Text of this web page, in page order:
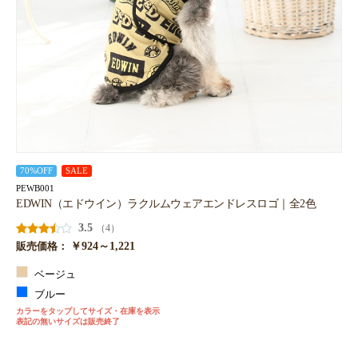
70%OFF SALE
PEWB001
EDWIN（エドウイン）ラクルムウェアエンドレスロゴ｜全2色
3.5
（4）
販売価格：
￥924～1,221
ベージュ
ブルー
カラーをタップしてサイズ・在庫を表示
表記の無いサイズは販売終了